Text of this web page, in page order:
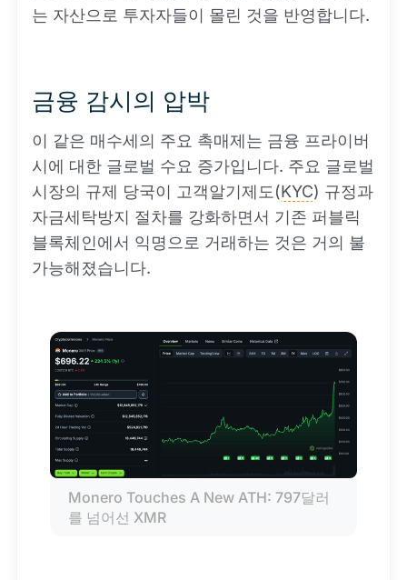
는 자산으로 투자자들이 몰린 것을 반영합니다.
금융 감시의 압박
이 같은 매수세의 주요 촉매제는 금융 프라이버
시에 대한 글로벌 수요 증가입니다. 주요 글로벌
시장의 규제 당국이 고객알기제도(KYC) 규정과
자금세탁방지 절차를 강화하면서 기존 퍼블릭
블록체인에서 익명으로 거래하는 것은 거의 불
가능해졌습니다.
Monero Touches A New ATH: 797달러
를 넘어선 XMR